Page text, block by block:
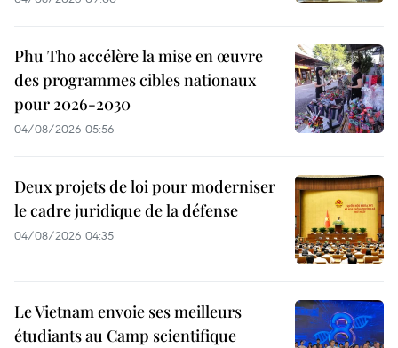
Phu Tho accélère la mise en œuvre
des programmes cibles nationaux
pour 2026-2030
04/08/2026 05:56
Deux projets de loi pour moderniser
le cadre juridique de la défense
04/08/2026 04:35
Le Vietnam envoie ses meilleurs
étudiants au Camp scientifique